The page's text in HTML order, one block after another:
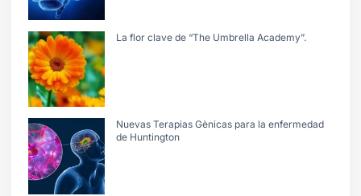
La flor clave de “The Umbrella Academy”.
Nuevas Terapias Gènicas para la enfermedad
de Huntington